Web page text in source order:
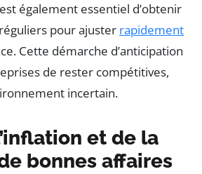
également essentiel d’obtenir
pour ajuster rapidement
Cette démarche d’anticipation
de rester compétitives,
incertain.
et de la
bonnes affaires